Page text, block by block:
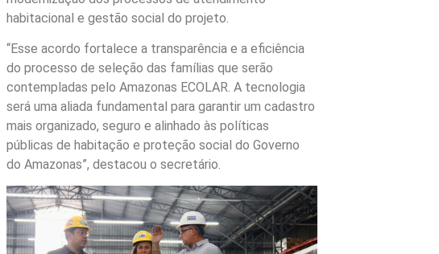
habitacional e gestão social do projeto.
“Esse acordo fortalece a transparência e a eficiência
do processo de seleção das famílias que serão
contempladas pelo Amazonas ECOLAR. A tecnologia
será uma aliada fundamental para garantir um cadastro
mais organizado, seguro e alinhado às políticas
públicas de habitação e proteção social do Governo
do Amazonas”, destacou o secretário.